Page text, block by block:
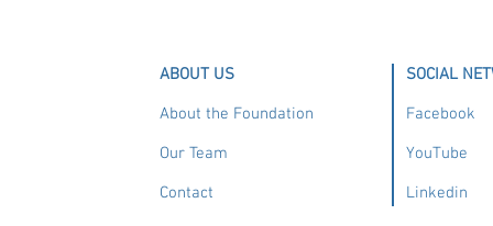
ABOUT US
About the Foundation
Our Team
Contact
SOCIAL
Facebook
YouTube
Linkedin